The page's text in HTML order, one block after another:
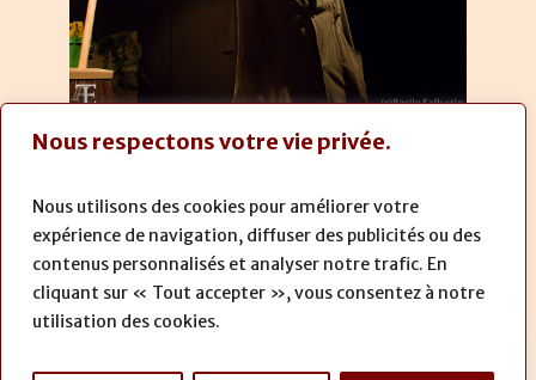
Nous respectons votre vie privée.
Nous utilisons des cookies pour améliorer votre
expérience de navigation, diffuser des publicités ou des
contenus personnalisés et analyser notre trafic. En
cliquant sur « Tout accepter », vous consentez à notre
utilisation des cookies.
1 2 3 4 Prochaine